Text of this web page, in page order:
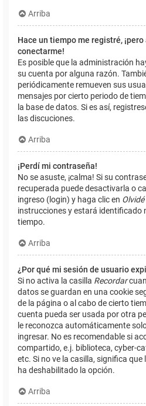
Arriba
Hace un tiempo me registré,
conectarme!
Es posible que la administración
su cuenta por alguna razón.
periódicamente remueven sus
mensajes por cierto periodo de
la base de datos. Si es así,
las discuciones.
Arriba
¡Perdí mi contraseña!
No se asuste, ¡calma! Si su
recuperada puede desactivarla o
ingreso (login) y haga clic en
instrucciones y estará identificado
tiempo.
Arriba
¿Por qué mi sesión de usuario
Si no activa la casilla Recordar
datos se guardan en una cookie
de la página o al cabo de cierto
cuenta pueda ser usada por otra
le reconozca automáticamente
ingresar. No es recomendable si
compartido, e.j. biblioteca, cyber-
etc. Si no ve la casilla, significa
ha deshabilitado la opción.
Arriba